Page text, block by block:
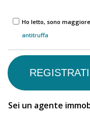
Ho letto, sono
antitruffa
Sei un agente